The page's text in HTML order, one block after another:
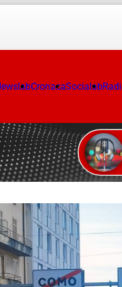
CronacaSocialab